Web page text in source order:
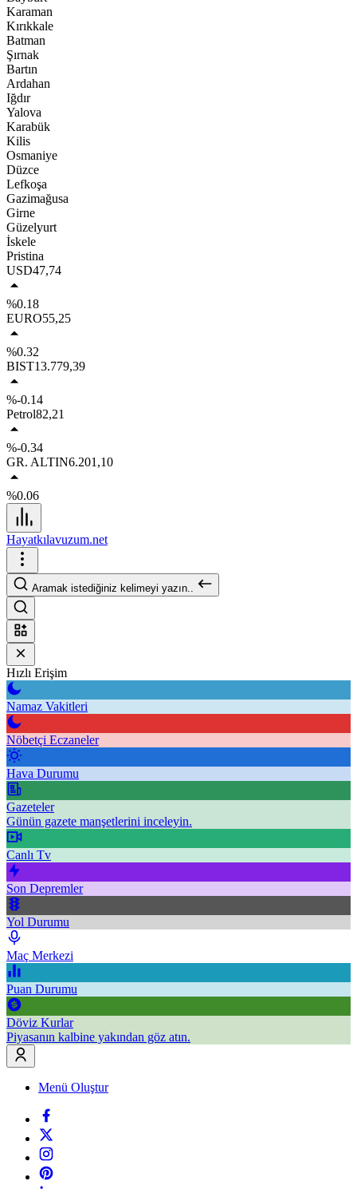
Karaman
Kırıkkale
Batman
Şırnak
Bartın
Ardahan
Iğdır
Yalova
Karabük
Kilis
Osmaniye
Düzce
Lefkoşa
Gazimağusa
Girne
Güzelyurt
İskele
Pristina
USD47,74
%0.18
EURO55,25
%0.32
BIST13.779,39
%-0.14
Petrol82,21
%-0.34
GR. ALTIN6.201,10
%0.06
Hayatkılavuzum.net
Aramak istediğiniz kelimeyi yazın..
Hızlı Erişim
Namaz Vakitleri
Nöbetçi Eczaneler
Hava Durumu
Gazeteler
Günün gazete manşetlerini inceleyin.
Canlı Tv
Son Depremler
Yol Durumu
Maç Merkezi
Puan Durumu
Döviz Kurlar
Piyasanın kalbine yakından göz atın.
Menü Oluştur